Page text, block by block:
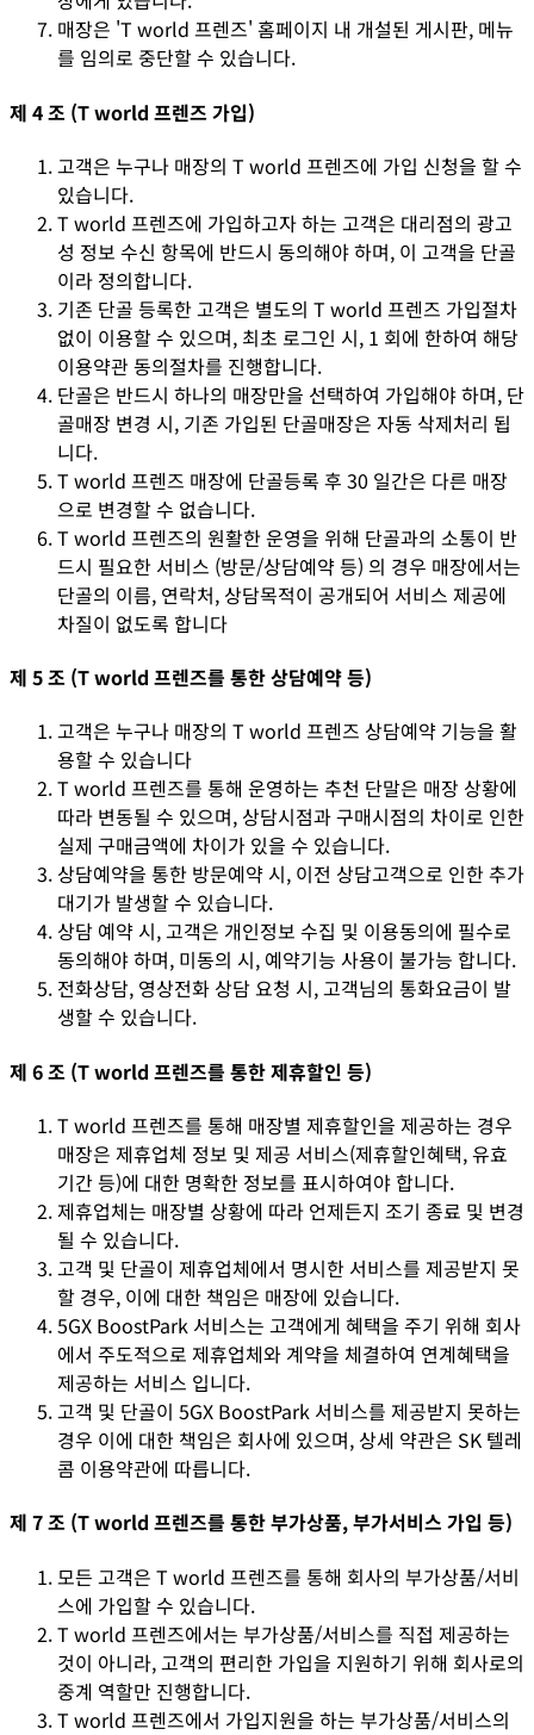
매장은 'T world 프렌즈' 홈페이지 내 개설된 게시판, 메뉴
를 임의로 중단할 수 있습니다.
제 4 조 (T world 프렌즈 가입)
고객은 누구나 매장의 T world 프렌즈에 가입 신청을 할 수
있습니다.
T world 프렌즈에 가입하고자 하는 고객은 대리점의 광고
성 정보 수신 항목에 반드시 동의해야 하며, 이 고객을 단골
이라 정의합니다.
기존 단골 등록한 고객은 별도의 T world 프렌즈 가입절차
없이 이용할 수 있으며, 최초 로그인 시, 1 회에 한하여 해당
이용약관 동의절차를 진행합니다.
단골은 반드시 하나의 매장만을 선택하여 가입해야 하며, 단
골매장 변경 시, 기존 가입된 단골매장은 자동 삭제처리 됩
니다.
T world 프렌즈 매장에 단골등록 후 30 일간은 다른 매장
으로 변경할 수 없습니다.
T world 프렌즈의 원활한 운영을 위해 단골과의 소통이 반
드시 필요한 서비스 (방문/상담예약 등) 의 경우 매장에서는
단골의 이름, 연락처, 상담목적이 공개되어 서비스 제공에
차질이 없도록 합니다
제 5 조 (T world 프렌즈를 통한 상담예약 등)
고객은 누구나 매장의 T world 프렌즈 상담예약 기능을 활
용할 수 있습니다
T world 프렌즈를 통해 운영하는 추천 단말은 매장 상황에
따라 변동될 수 있으며, 상담시점과 구매시점의 차이로 인한
실제 구매금액에 차이가 있을 수 있습니다.
상담예약을 통한 방문예약 시, 이전 상담고객으로 인한 추가
대기가 발생할 수 있습니다.
상담 예약 시, 고객은 개인정보 수집 및 이용동의에 필수로
동의해야 하며, 미동의 시, 예약기능 사용이 불가능 합니다.
전화상담, 영상전화 상담 요청 시, 고객님의 통화요금이 발
생할 수 있습니다.
제 6 조 (T world 프렌즈를 통한 제휴할인 등)
T world 프렌즈를 통해 매장별 제휴할인을 제공하는 경우
매장은 제휴업체 정보 및 제공 서비스(제휴할인혜택, 유효
기간 등)에 대한 명확한 정보를 표시하여야 합니다.
제휴업체는 매장별 상황에 따라 언제든지 조기 종료 및 변경
될 수 있습니다.
고객 및 단골이 제휴업체에서 명시한 서비스를 제공받지 못
할 경우, 이에 대한 책임은 매장에 있습니다.
5GX BoostPark 서비스는 고객에게 혜택을 주기 위해 회사
에서 주도적으로 제휴업체와 계약을 체결하여 연계혜택을
제공하는 서비스 입니다.
고객 및 단골이 5GX BoostPark 서비스를 제공받지 못하는
경우 이에 대한 책임은 회사에 있으며, 상세 약관은 SK 텔레
콤 이용약관에 따릅니다.
제 7 조 (T world 프렌즈를 통한 부가상품, 부가서비스 가입 등)
모든 고객은 T world 프렌즈를 통해 회사의 부가상품/서비
스에 가입할 수 있습니다.
T world 프렌즈에서는 부가상품/서비스를 직접 제공하는
것이 아니라, 고객의 편리한 가입을 지원하기 위해 회사로의
중계 역할만 진행합니다.
T world 프렌즈에서 가입지원을 하는 부가상품/서비스의